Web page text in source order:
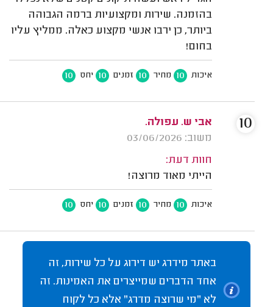
בהזמנה. שירות ומקצועיות ברמה הגבוהה
ביותר, כן ירבו אנשי מקצוע כאלה. ממליץ עליו
בחום!
איכות 10 מחיר 10 זמנים 10 יחס 10
אבי ש. עפולה.
משוב: 03/06/2026
חוות דעת:
הייתי מאוד מרוצה!
איכות 10 מחיר 10 זמנים 10 יחס 10
10
באתר מידרג יש דירוג על כל שירות, זה
אחד הדברים שמייצרים את האמינות. זה
לא "מי שרוצה מדרג" אלא כל לקוח